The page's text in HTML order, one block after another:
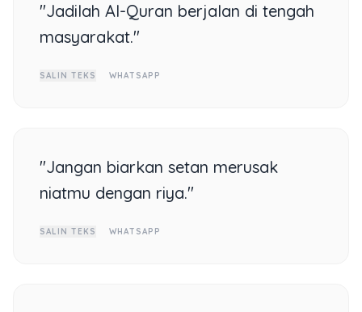
"Jadilah Al-Quran berjalan di tengah
masyarakat."
SALIN TEKS WHATSAPP
"Jangan biarkan setan merusak
niatmu dengan riya."
SALIN TEKS WHATSAPP